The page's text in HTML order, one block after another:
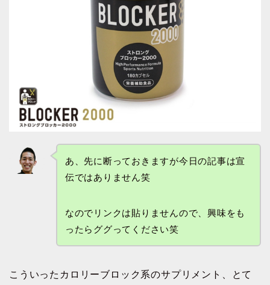
あ、先に断っておきますが今日の記事は宣
伝ではありません笑
なのでリンクは貼りませんので、興味をも
ったらググってください笑
こういったカロリーブロック系のサプリメント、とて